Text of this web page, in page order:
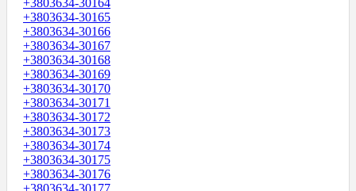
+3803634-30164
+3803634-30165
+3803634-30166
+3803634-30167
+3803634-30168
+3803634-30169
+3803634-30170
+3803634-30171
+3803634-30172
+3803634-30173
+3803634-30174
+3803634-30175
+3803634-30176
+3803634-30177